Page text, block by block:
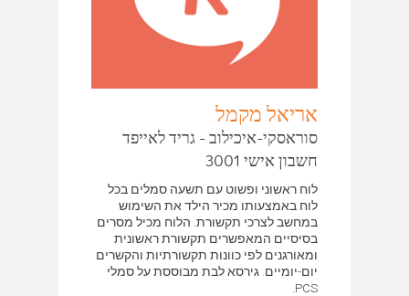
אריאל מקמל
סוראסקי-איכילוב - גריד לאייפד
חשבון אישי 3001
לוח ראשוני ופשוט עם תשעה סמלים בכל
לוח באמצעותו מכיר הילד את השימוש
במחשב לצרכי תקשורת. הלוח מכיל מסרים
בסיסיים המאפשרים תקשורת ראשונית
ומאורגנים לפי כוונות תקשורתיות והקשרים
יום-יומיים. גירסא לבת מבוססת על סמלי
PCS.